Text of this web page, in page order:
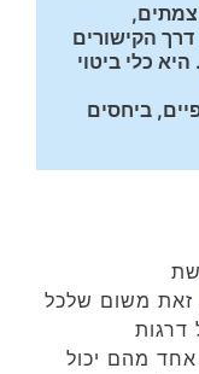
זאת משום שלכל
מהם יכול